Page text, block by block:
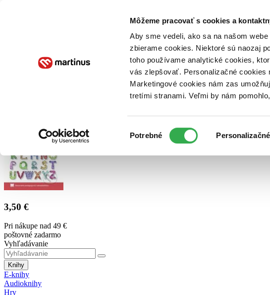
Môžeme pracovať s cookies a
Aby sme vedeli, ako sa na našom
zbierame cookies. Niektoré sú naozaj
toho používame analytické cookies,
vás zlepšovať. Personalizačné cookies
Marketingové cookies nám zas
tretími stranami. Veľmi by nám
súhlasu
Potrebné Personalizačné
Poukážky Kontakt
3,50 €
Pri nákupe nad 49 €
poštovné zadarmo
Vyhľadávanie
Knihy
E-knihy
Audioknihy
Hry